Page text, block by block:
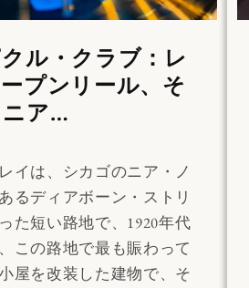
ル・クラブ：レ
プンリール、そ
ニア…
イは、シカゴのニア・ノ
るディアボーン・ストリ
た短い路地で、1920年代
この路地で最も賑わって
屋を改装した建物で、そ